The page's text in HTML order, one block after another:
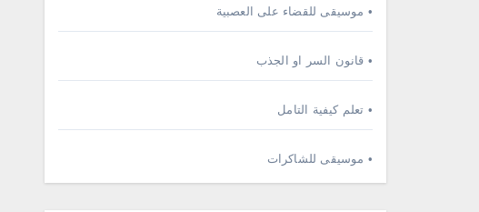
• موسيقى للقضاء على العصبية
• قانون السر او الجذب
• تعلم كيفية التامل
• موسيقى للشاكرات